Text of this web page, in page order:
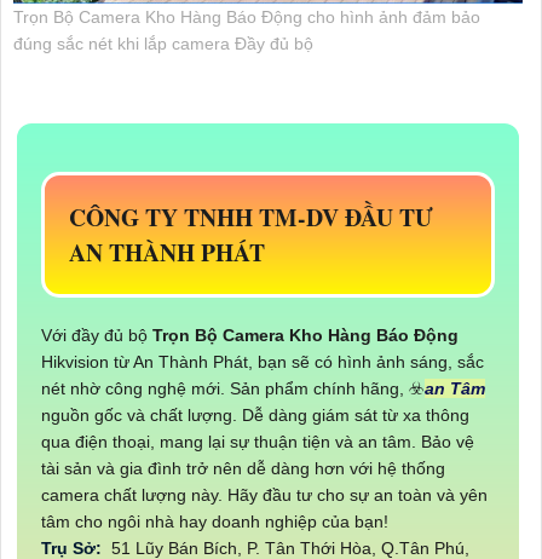
Trọn Bộ Camera Kho Hàng Báo Động cho hình ảnh đảm bảo
đúng sắc nét khi lắp camera Đầy đủ bộ
CÔNG TY TNHH TM-DV ĐẦU TƯ
AN THÀNH PHÁT
Với đầy đủ bộ Trọn Bộ Camera Kho Hàng Báo Động
Hikvision từ An Thành Phát, bạn sẽ có hình ảnh sáng, sắc
nét nhờ công nghệ mới. Sản phẩm chính hãng, ☣️an Tâm
nguồn gốc và chất lượng. Dễ dàng giám sát từ xa thông
qua điện thoại, mang lại sự thuận tiện và an tâm. Bảo vệ
tài sản và gia đình trở nên dễ dàng hơn với hệ thống
camera chất lượng này. Hãy đầu tư cho sự an toàn và yên
tâm cho ngôi nhà hay doanh nghiệp của bạn!
Trụ Sở: 51 Lũy Bán Bích, P. Tân Thới Hòa, Q.Tân Phú,